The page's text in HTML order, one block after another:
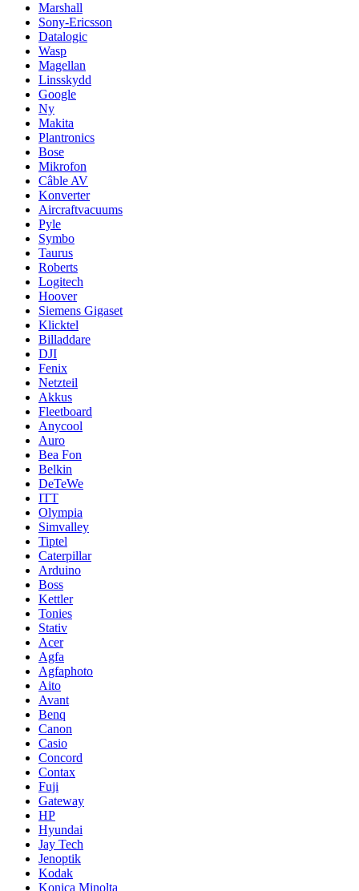
Marshall
Sony-Ericsson
Datalogic
Wasp
Magellan
Linsskydd
Google
Ny
Makita
Plantronics
Bose
Mikrofon
Câble AV
Konverter
Aircraftvacuums
Pyle
Symbo
Taurus
Roberts
Logitech
Hoover
Siemens Gigaset
Klicktel
Billaddare
DJI
Fenix
Netzteil
Akkus
Fleetboard
Anycool
Auro
Bea Fon
Belkin
DeTeWe
ITT
Olympia
Simvalley
Tiptel
Caterpillar
Arduino
Boss
Kettler
Tonies
Stativ
Acer
Agfa
Agfaphoto
Aito
Avant
Benq
Canon
Casio
Concord
Contax
Fuji
Gateway
HP
Hyundai
Jay Tech
Jenoptik
Kodak
Konica Minolta